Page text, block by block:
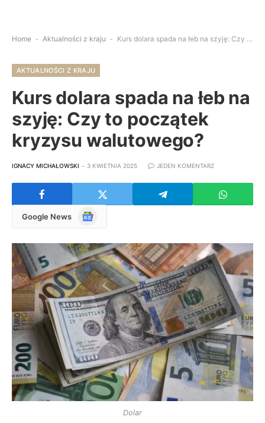
Home - Aktualności z kraju - Kurs dolara spada na łeb na szyję: Czy to początek kryzysu walutowego?
AKTUALNOŚCI Z KRAJU
Kurs dolara spada na łeb na
szyję: Czy to początek
kryzysu walutowego?
IGNACY MICHAŁOWSKI 3 KWIETNIA 2025 JEDEN KOMENTARZ
Google News
Google
Dolar